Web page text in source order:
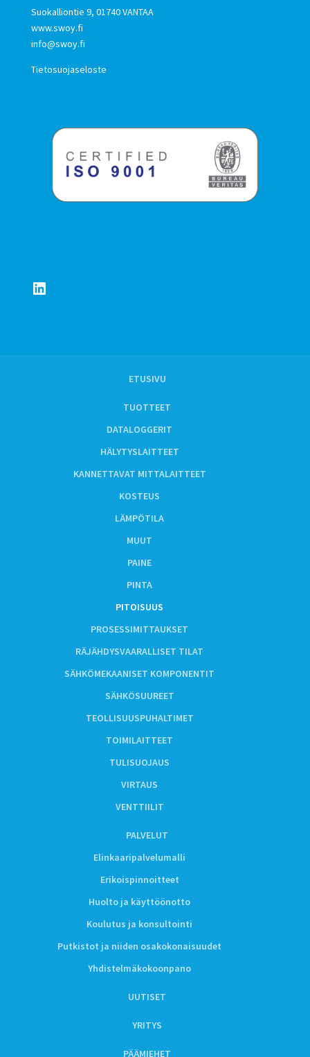
Suokalliontie 9, 01740 VANTAA
www.swoy.fi
info@swoy.fi
Tietosuojaseloste
LinkedIn
ETUSIVU
TUOTTEET
DATALOGGERIT
HÄLYTYSLAITTEET
KANNETTAVAT MITTALAITTEET
KOSTEUS
LÄMPÖTILA
MUUT
PAINE
PINTA
PITOISUUS
PROSESSIMITTAUKSET
RÄJÄHDYSVAARALLISET TILAT
SÄHKÖMEKAANISET KOMPONENTIT
SÄHKÖSUUREET
TEOLLISUUSPUHALTIMET
TOIMILAITTEET
TULISUOJAUS
VIRTAUS
VENTTIILIT
PALVELUT
Elinkaaripalvelumalli
Erikoispinnoitteet
Huolto ja käyttöönotto
Koulutus ja konsultointi
Putkistot ja niiden osakokonaisuudet
Yhdistelmäkokoonpano
UUTISET
YRITYS
PÄÄMIEHET